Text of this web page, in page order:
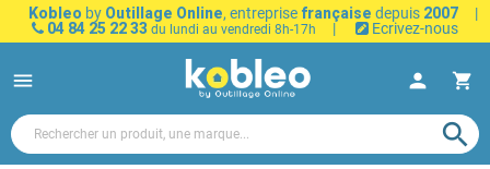
Kobleo by Outillage Online, entreprise française depuis 2007
|
04 84 25 22 33 du lundi au vendredi 8h-17h | Ecrivez-nous
menu person shopping_cart
search